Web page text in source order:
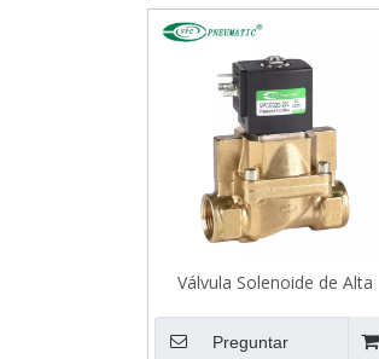
Válvula Solenoide de Alta
Preguntar